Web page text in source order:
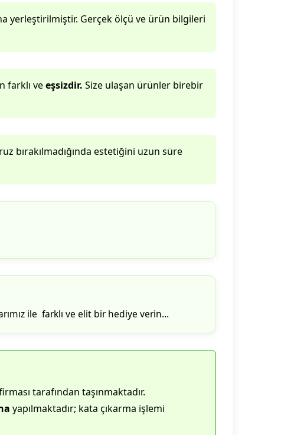
yerleştirilmiştir. Gerçek ölçü ve ürün bilgileri
farklı veeşsizdir. Size ulaşan ürünler birebir
bırakılmadığında estetiğini uzun süre
ile farklı ve elit bir hediye verin…
tarafından taşınmaktadır.
yapılmaktadır; kata çıkarma işlemi